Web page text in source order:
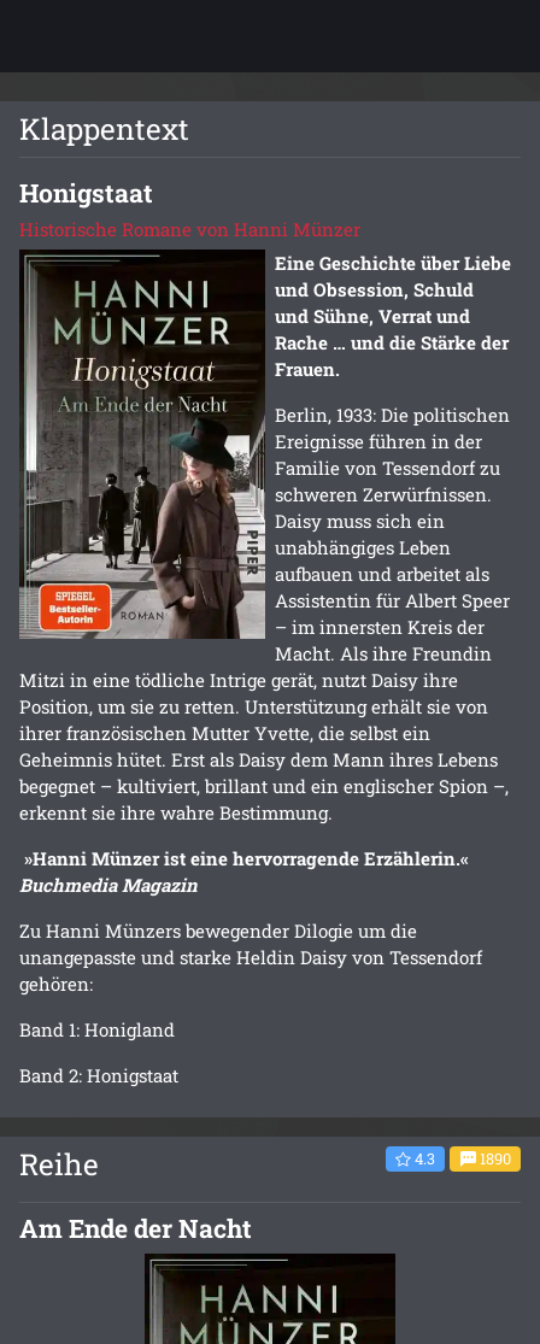
Klappentext
Honigstaat
Historische Romane von Hanni Münzer
Eine Geschichte über Liebe
und Obsession, Schuld
und Sühne, Verrat und
Rache … und die Stärke der
Frauen.
Berlin, 1933: Die politischen
Ereignisse führen in der
Familie von Tessendorf zu
schweren Zerwürfnissen.
Daisy muss sich ein
unabhängiges Leben
aufbauen und arbeitet als
Assistentin für Albert Speer
– im innersten Kreis der
Macht. Als ihre Freundin
Mitzi in eine tödliche Intrige gerät, nutzt Daisy ihre
Position, um sie zu retten. Unterstützung erhält sie von
ihrer französischen Mutter Yvette, die selbst ein
Geheimnis hütet. Erst als Daisy dem Mann ihres Lebens
begegnet – kultiviert, brillant und ein englischer Spion –,
erkennt sie ihre wahre Bestimmung.
»Hanni Münzer ist eine hervorragende Erzählerin.«
Buchmedia Magazin
Zu Hanni Münzers bewegender Dilogie um die
unangepasste und starke Heldin Daisy von Tessendorf
gehören:
Band 1: Honigland
Band 2: Honigstaat
Reihe 4.3 1890
Am Ende der Nacht